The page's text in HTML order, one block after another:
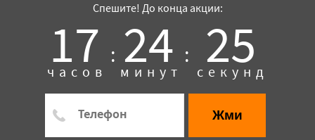
Спешите! До конца акции:
17 :
часов 24 :
минут 25
секунд
Жми
×